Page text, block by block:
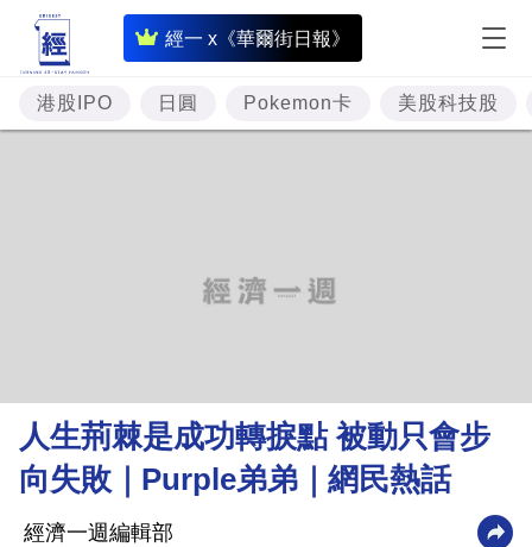
經一 x《華爾街日報》
即
時
財
經
理
財
商
業
港股IPO 日圓 Pokemon卡 美股科技股
人生荊棘是成功轉捩點 被動只會步
向失敗｜Purple弟弟｜網民熱話
經濟一週編輯部